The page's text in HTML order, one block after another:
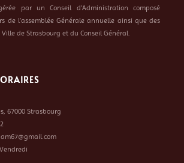
par un Conseil d’Administration composé
de l’assemblée Générale annuelle ainsi que des
de Strasbourg et du Conseil Général.
67000 Strasbourg